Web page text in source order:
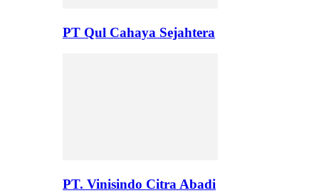
PT Qul Cahaya Sejahtera
PT. Vinisindo Citra Abadi